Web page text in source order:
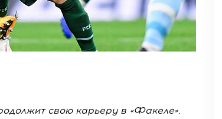
свою карьеру в «Факеле».